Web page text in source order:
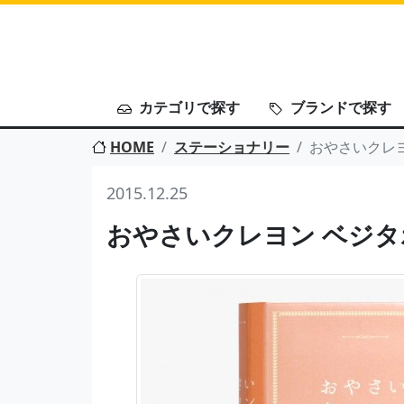
カテゴリで探す
ブランドで探す
HOME
ステーショナリー おやさいクレ
2015.12.25
おやさいクレヨン ベジ